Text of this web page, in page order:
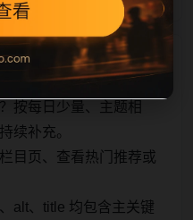
按每日少量、主题相
续补充。
目页、查看热门推荐或
alt、title 均包含主关键